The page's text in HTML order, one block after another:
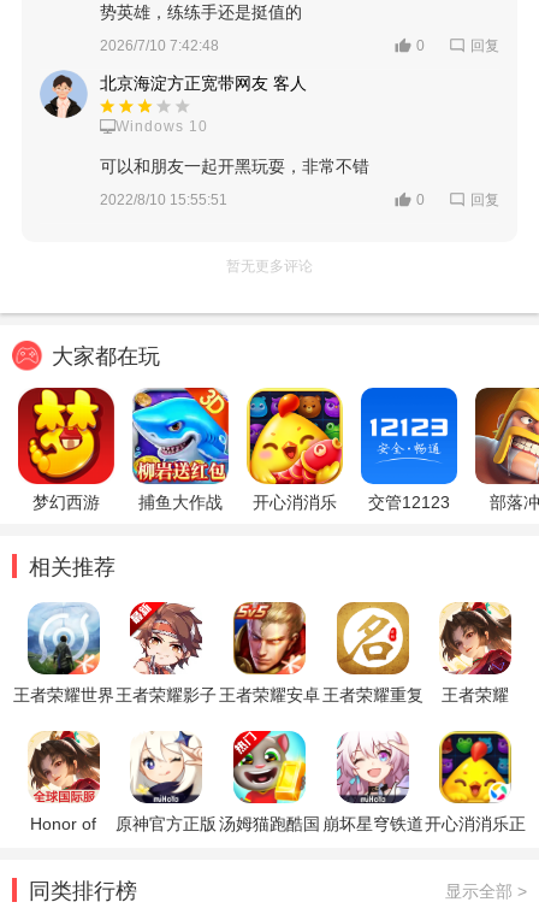
势英雄，练练手还是挺值的
2026/7/10 7:42:48 0 回复
北京海淀方正宽带网友 客人
Windows 10
可以和朋友一起开黑玩耍，非常不错
2022/8/10 15:55:51 0 回复
暂无更多评论
大家都在玩
梦幻西游 捕鱼大作战 开心消消乐 交管12123 部落
相关推荐
王者荣耀世界王者荣耀影子
版
王者荣耀安卓王者荣耀重复
码生成器
王者荣耀
官方版
Honor of
原神官方正版汤姆猫跑酷国 崩坏星穹铁道开心消消乐正
同类排行榜 显示全部 >